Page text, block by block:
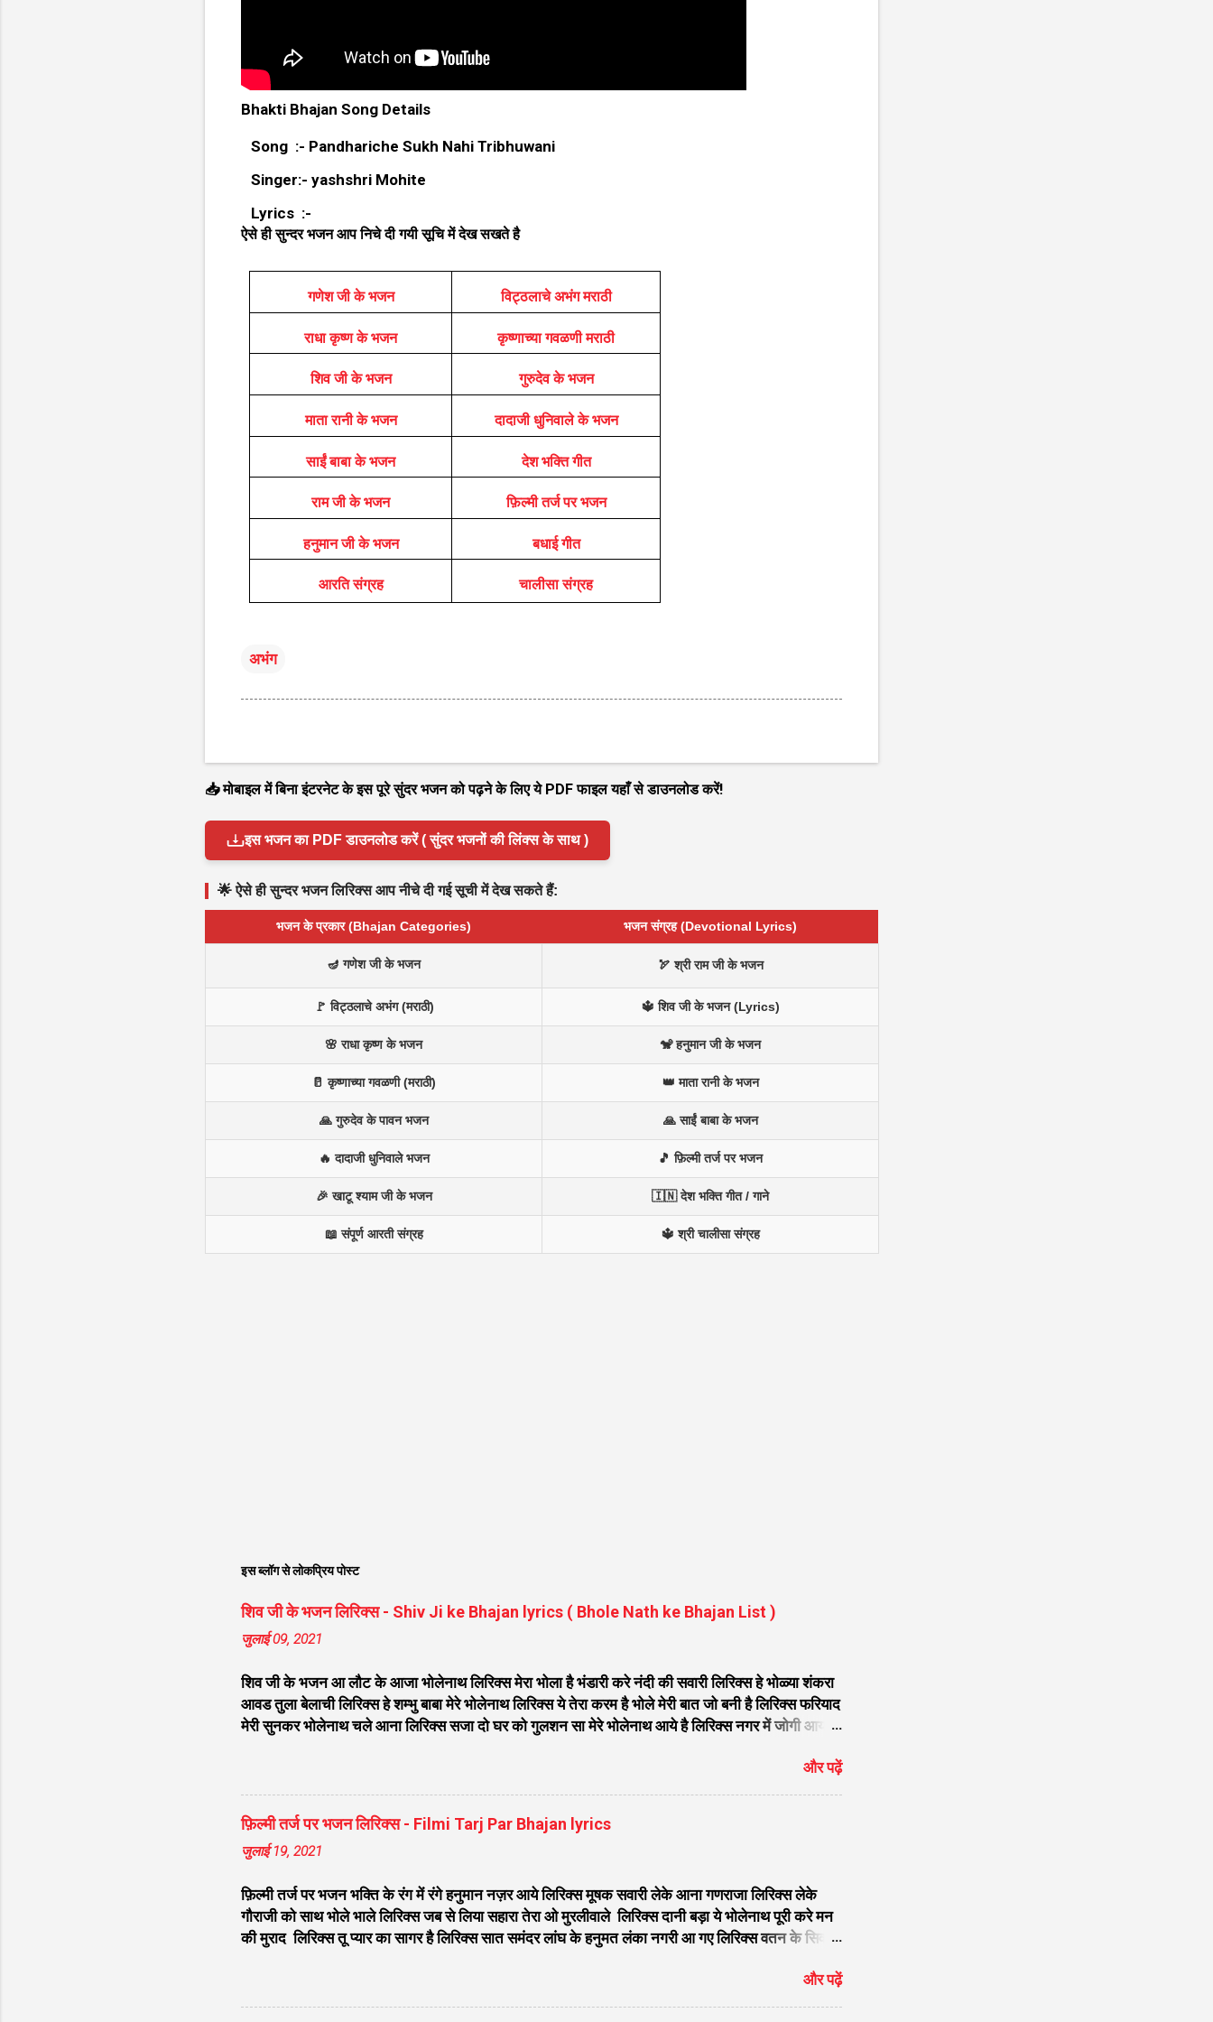
Bhakti Bhajan Song Details
Song :- Pandhariche Sukh Nahi Tribhuwani
Singer:- yashshri Mohite
Lyrics :-
ऐसे ही सुन्दर भजन आप निचे दी गयी सूचि में देख सखते है
गणेश जी के भजन विट्ठलाचे अभंग मराठी
राधा कृष्ण के भजन कृष्णाच्या गवळणी मराठी
शिव जी के भजन गुरुदेव के भजन
माता रानी के भजन दादाजी धुनिवाले के भजन
साईं बाबा के भजन देश भक्ति गीत
राम जी के भजन फ़िल्मी तर्ज पर भजन
हनुमान जी के भजन बधाई गीत
आरति संग्रह चालीसा संग्रह
अभंग
📥 मोबाइल में बिना इंटरनेट के इस पूरे सुंदर भजन को पढ़ने के लिए ये PDF फाइल यहाँ से डाउनलोड करें!
इस भजन का PDF डाउनलोड करें ( सुंदर भजनों की लिंक्स के साथ )
🌟 ऐसे ही सुन्दर भजन लिरिक्स आप नीचे दी गई सूची में देख सकते हैं:
भजन के प्रकार (Bhajan Categories) भजन संग्रह (Devotional Lyrics)
🪔 गणेश जी के भजन 🏹 श्री राम जी के भजन
🚩 विट्ठलाचे अभंग (मराठी) 🔱 शिव जी के भजन (Lyrics)
🌸 राधा कृष्ण के भजन 🐒 हनुमान जी के भजन
🥛 कृष्णाच्या गवळणी (मराठी) 👑 माता रानी के भजन
🙏 गुरुदेव के पावन भजन 🙏 साईं बाबा के भजन
🔥 दादाजी धुनिवाले भजन 🎵 फ़िल्मी तर्ज पर भजन
🎉 खाटू श्याम जी के भजन 🇮🇳 देश भक्ति गीत / गाने
📖 संपूर्ण आरती संग्रह 🔱 श्री चालीसा संग्रह
इस ब्लॉग से लोकप्रिय पोस्ट
शिव जी के भजन लिरिक्स - Shiv Ji ke Bhajan lyrics ( Bhole Nath ke Bhajan List )
जुलाई 09, 2021
शिव जी के भजन आ लौट के आजा भोलेनाथ लिरिक्स मेरा भोला है भंडारी करे नंदी की सवारी लिरिक्स हे भोळ्या शंकरा
आवड तुला बेलाची लिरिक्स हे शम्भु बाबा मेरे भोलेनाथ लिरिक्स ये तेरा करम है भोले मेरी बात जो बनी है लिरिक्स फरियाद
मेरी सुनकर भोलेनाथ चले आना लिरिक्स सजा दो घर को गुलशन सा मेरे भोलेनाथ आये है लिरिक्स नगर में जोगी आया
लिरिक्स डम डम डमरू बजाना होगा भोले मेरी कुटिया में आना होगा लिरिक्स मेरे भोले से भोले बाबा लिरिक्स भोलेनाथ का
चेला लिरिक्स भोले चेला बना लेना लिरिक्स सिर पे विराजे गंगा की धार लिरिक्स महादेवा - Mahadeva Hansraj
Raghuwanshi लिरिक्स मन मेरा मंदिर शिव मेरी पूजा लिरिक्स शिव शंकर को जिसने पूजा लिरिक्स ऐसा डमरू बजाया
भोलेनाथ ने लिरिक्स शिव शंकर औघड दानी बम भोला लिरिक्स शिव कैलाशों के वासी शंकर संकट हरना लि...
और पढ़ें
फ़िल्मी तर्ज पर भजन लिरिक्स - Filmi Tarj Par Bhajan lyrics
जुलाई 19, 2021
फ़िल्मी तर्ज पर भजन भक्ति के रंग में रंगे हनुमान नज़र आये लिरिक्स मूषक सवारी लेके आना गणराजा लिरिक्स लेके
गौराजी को साथ भोले भाले लिरिक्स जब से लिया सहारा तेरा ओ मुरलीवाले लिरिक्स दानी बड़ा ये भोलेनाथ पूरी करे मन
की मुराद लिरिक्स तू प्यार का सागर है लिरिक्स सात समंदर लांघ के हनुमत लंका नगरी आ गए लिरिक्स वतन के सिवा
लिरिक्स मेरे सांवरे तुझ बिन नहीं जग में मेरा कोई आसरा लिरिक्स मै आया हूँ तेरे द्वारे गणराज गजानन प्यारे लिरिक्स
जीवन तो भैया एक रेल है लिरिक्स हे गणपति शिव नंदन लिरिक्स ओ यशोमती मैया मेरी फोड़ गया गागरिया लिरिक्स गौरी
और पढ़ें